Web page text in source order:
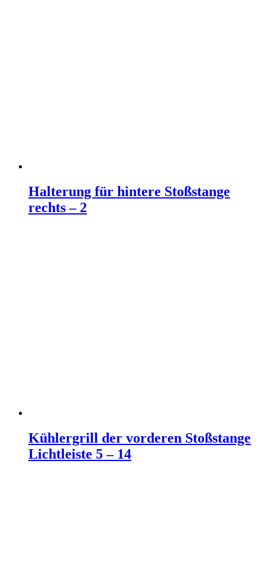
Halterung für hintere Stoßstange
rechts – 2
Kühlergrill der vorderen Stoßstange
Lichtleiste 5 – 14